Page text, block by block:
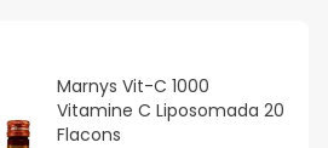
Marnys Vit-C 1000
Vitamine C Liposomada 20
Flacons